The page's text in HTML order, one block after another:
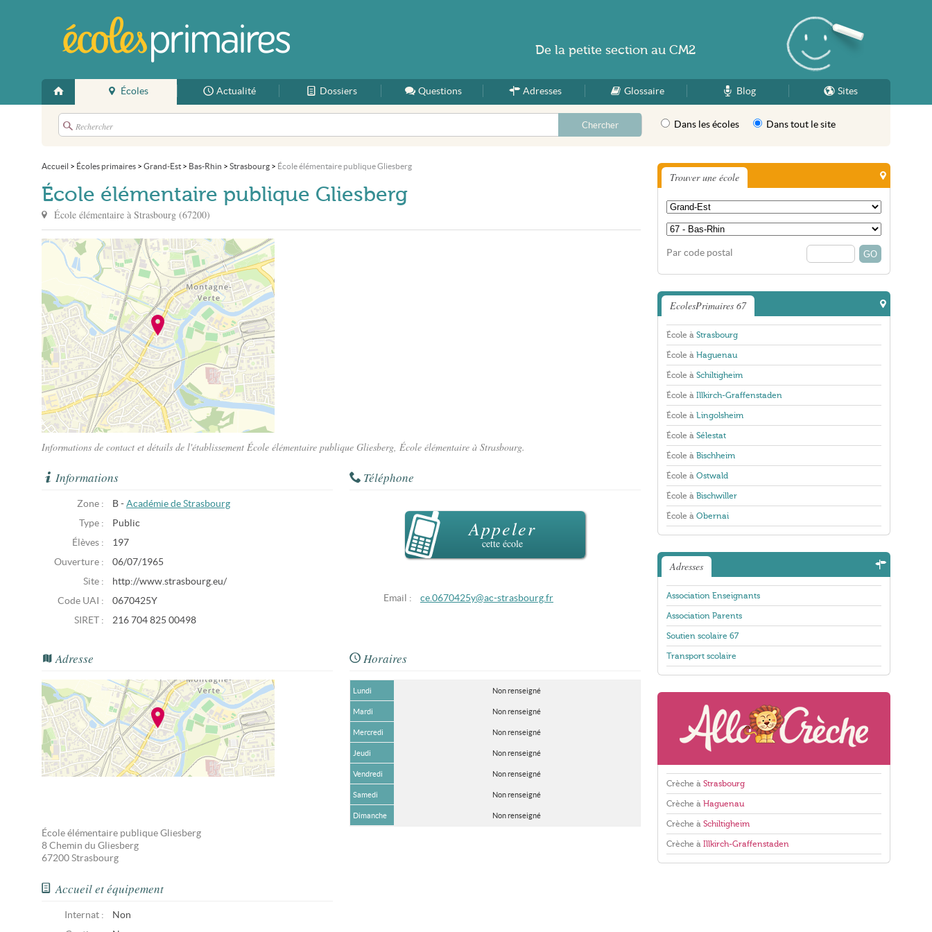
Accueil
Écoles Actualité Dossiers Questions Adresses Glossaire Blog Sites
Dans les écoles Dans tout le site
Accueil > Écoles primaires > Grand-Est > Bas-Rhin > Strasbourg > École élémentaire publique Gliesberg
École élémentaire publique Gliesberg
École élémentaire à Strasbourg (67200)
Informations de contact et détails de l'établissement École élémentaire publique Gliesberg, École élémentaire à Strasbourg.
Informations
Zone : B - Académie de Strasbourg
Type :
Public
Élèves :
197
Ouverture :
06/07/1965
Site :
http://www.strasbourg.eu/
Code UAI :
0670425Y
SIRET :
216 704 825 00498
Téléphone
Appeler
cette école
Email : ce.0670425y@ac-strasbourg.fr
Adresse
École élémentaire publique Gliesberg
8 Chemin du Gliesberg
67200 Strasbourg
Horaires
Lundi Non renseigné
Mardi Non renseigné
Mercredi Non renseigné
Jeudi Non renseigné
Vendredi Non renseigné
Samedi Non renseigné
Dimanche Non renseigné
Accueil et équipement
Internat :
Non
Trouver une école
Par code postal
EcolesPrimaires 67
École à Strasbourg
École à Haguenau
École à Schiltigheim
École à Illkirch-Graffenstaden
École à Lingolsheim
École à Sélestat
École à Bischheim
École à Ostwald
École à Bischwiller
École à Obernai
Adresses
Association Enseignants
Association Parents
Soutien scolaire 67
Transport scolaire
Crèche à Strasbourg
Crèche à Haguenau
Crèche à Schiltigheim
Crèche à Illkirch-Graffenstaden
De la petite section au CM2